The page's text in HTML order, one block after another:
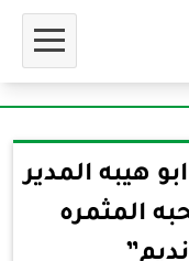
هيبه المدير
المثمره